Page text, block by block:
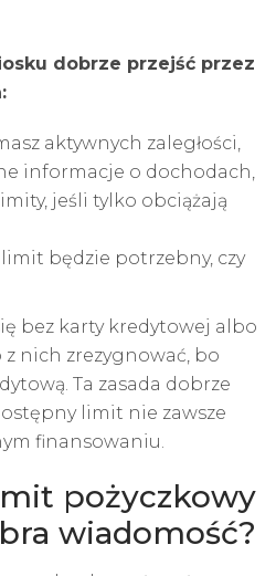
dobrze przejść przez
aktywnych zaległości,
informacje o dochodach,
jeśli tylko obciążają
limit będzie potrzebny, czy
bez karty kredytowej albo
nich zrezygnować, bo
Ta zasada dobrze
limit nie zawsze
finansowaniu.
pożyczkowy
wiadomość?